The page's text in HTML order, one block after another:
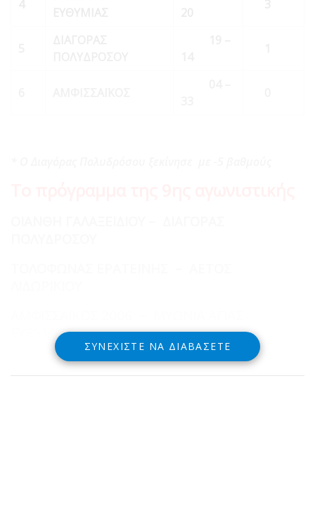
ΕΥΘΥΜΙΑΣ
ΣΥΝΕΧΊΣΤΕ ΝΑ ΔΙΑΒΆΣΕΤΕ